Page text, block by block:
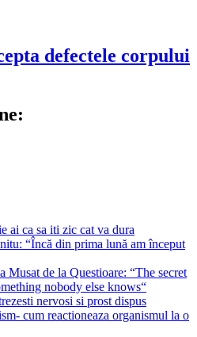
defectele corpului
ai ca sa iti zic cat va dura
“Încă din prima lună am început
de la Questioare: “The secret
nobody else knows“
nervosi si prost dispus
cum reactioneaza organismul la o